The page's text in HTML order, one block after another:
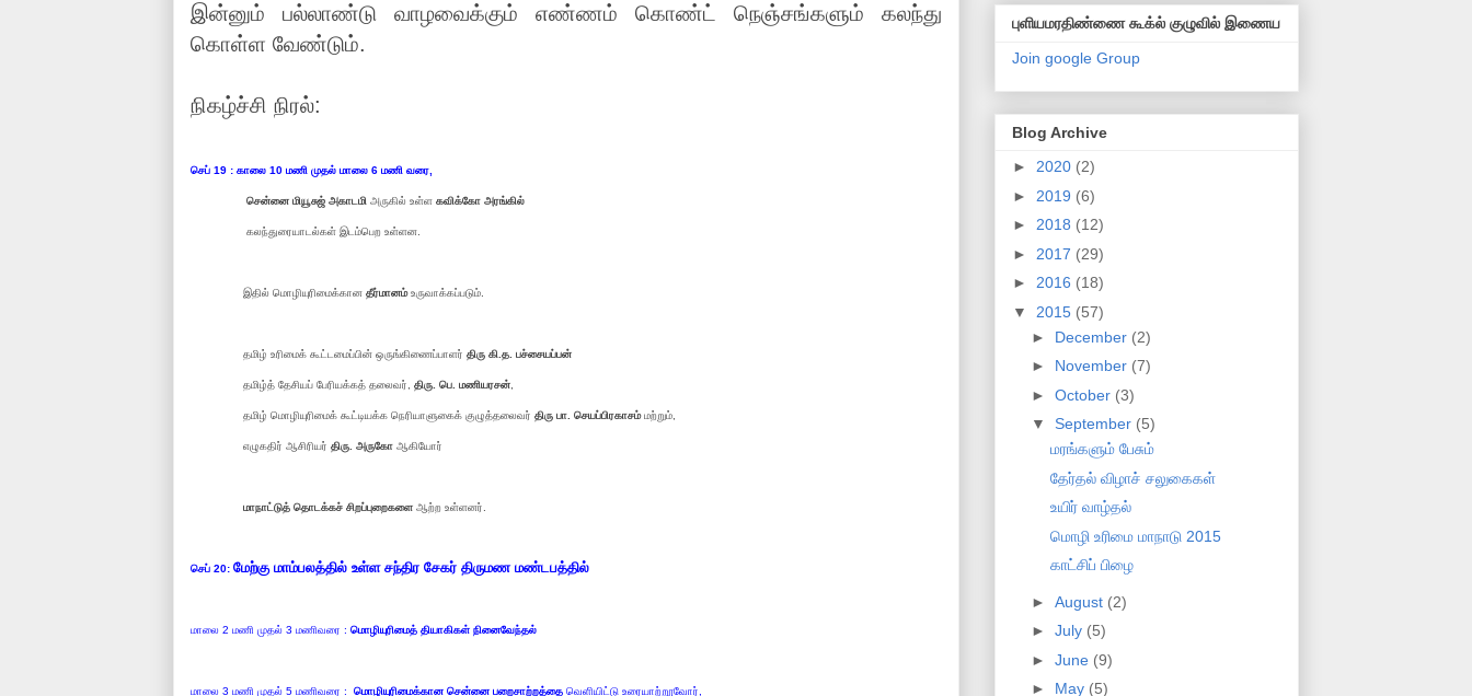
இன்னும் பல்லாண்டு வாழவைக்கும் எண்ணம் கொண்ட் நெஞ்சங்களும் கலந்து
கொள்ள வேண்டும்.
நிகழ்ச்சி நிரல்:
செப் 19 : காலை 10 மணி முதல் மாலை 6 மணி வரை,
சென்னை மியூசுஜ் அகாடமி அருகில் உள்ள கவிக்கோ அரங்கில்
கலந்துரையாடல்கள் இடம்பெற உள்ளன.
இதில் மொழியுரிமைக்கான தீர்மானம்உருவாக்கப்படும்.
தமிழ் உரிமைக் கூட்டமைப்பின் ஒருங்கிணைப்பாளர் திரு கி.த. பச்சையப்பன்
தமிழ்த் தேசியப் பேரியக்கத் தலைவர், திரு. பெ. மணியரசன்
தமிழ் மொழியுரிமைக் கூட்டியக்க நெரியாளுகைக் குழுத்தலைவர் திரு பா. செயப்பிரகாசம்மற்றும்,
எழுகதிர் ஆசிரியர் திரு. அருகோ ஆகியோர்
மாநாட்டுத் தொடக்கச் சிறப்புறைகளை ஆற்ற உள்ளனர்.
செப் 20: மேற்கு மாம்பலத்தில் உள்ள சந்திர சேகர் திருமண மண்டபத்தில்
மாலை 2 மணி முதல் 3 மணிவரை : மொழியுரிமைத் தியாகிகள் நினைவேந்தல்
மாலை 3 மணி முதல் 5 மணிவரை : மொழியுரிமைக்கான சென்னை பறைசாற்றத்தை வெளியிட்டு உரையாற்றூவோர்,
புளியமரதிண்ணை கூக்ல் குழுவில் இணைய
Join google Group
Blog Archive
► 2020 (2)
► 2019 (6)
► 2018 (12)
► 2017 (29)
► 2016 (18)
▼ 2015 (57)
► December (2)
► November (7)
► October (3)
▼ September (5)
மரங்களும் பேசும்
தேர்தல் விழாச் சலுகைகள்
உயிர் வாழ்தல்
மொழி உரிமை மாநாடு 2015
காட்சிப் பிழை
► August (2)
► July (5)
► June (9)
► May (5)